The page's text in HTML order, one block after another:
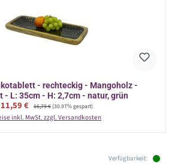
- rechteckig - Mangoholz -
L: 35cm - H: 2,7cm - natur, grün
Verkaufspreis:
11,59 € Regulärer Preis:
16,79 €(30.97% gespart)
inkl. MwSt. zzgl. Versandkosten
Verfügbarkeit: